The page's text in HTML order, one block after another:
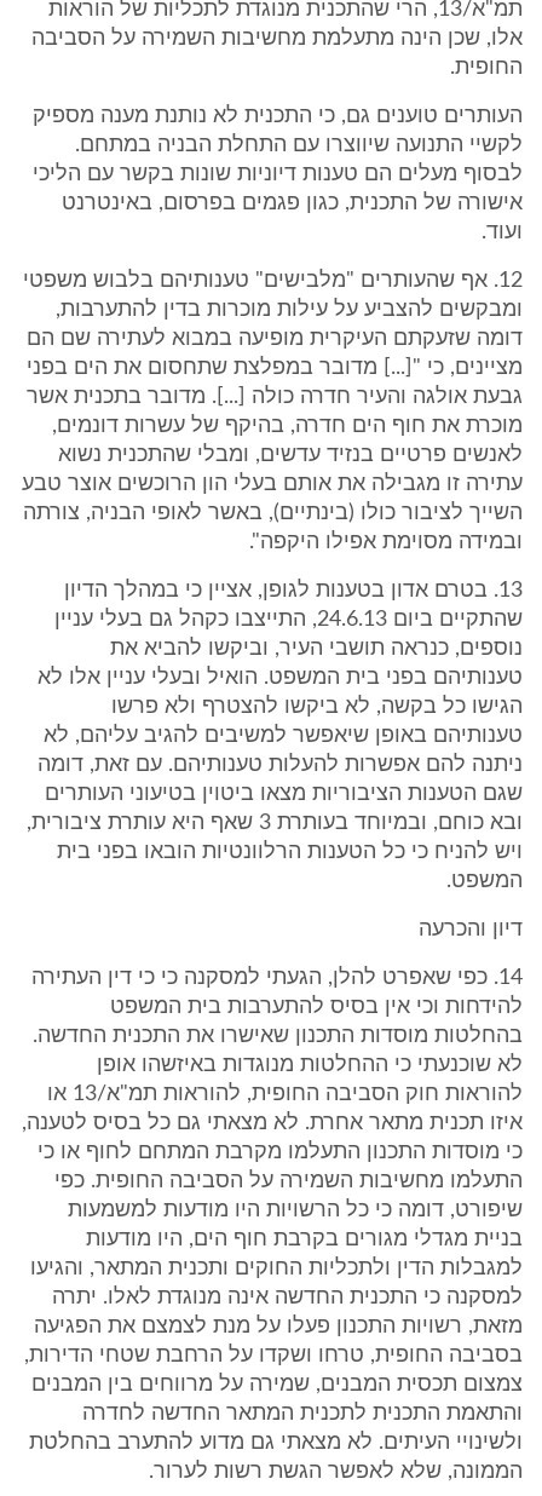
תמ"א/13, הרי שהתכנית מנוגדת לתכליות של הוראות
אלו, שכן הינה מתעלמת מחשיבות השמירה על הסביבה
החופית.
העותרים טוענים גם, כי התכנית לא נותנת מענה מספיק
לקשיי התנועה שיווצרו עם התחלת הבניה במתחם.
לבסוף מעלים הם טענות דיוניות שונות בקשר עם הליכי
אישורה של התכנית, כגון פגמים בפרסום, באינטרנט
ועוד.
12. אף שהעותרים "מלבישים" טענותיהם בלבוש משפטי
ומבקשים להצביע על עילות מוכרות בדין להתערבות,
דומה שזעקתם העיקרית מופיעה במבוא לעתירה שם הם
מציינים, כי "[...] מדובר במפלצת שתחסום את הים בפני
גבעת אולגה והעיר חדרה כולה [...]. מדובר בתכנית אשר
מוכרת את חוף הים חדרה, בהיקף של עשרות דונמים,
לאנשים פרטיים בנזיד עדשים, ומבלי שהתכנית נשוא
עתירה זו מגבילה את אותם בעלי הון הרוכשים אוצר טבע
השייך לציבור כולו (בינתיים), באשר לאופי הבניה, צורתה
ובמידה מסוימת אפילו היקפה".
13. בטרם אדון בטענות לגופן, אציין כי במהלך הדיון
שהתקיים ביום 24.6.13, התייצבו כקהל גם בעלי עניין
נוספים, כנראה תושבי העיר, וביקשו להביא את
טענותיהם בפני בית המשפט. הואיל ובעלי עניין אלו לא
הגישו כל בקשה, לא ביקשו להצטרף ולא פרשו
טענותיהם באופן שיאפשר למשיבים להגיב עליהם, לא
ניתנה להם אפשרות להעלות טענותיהם. עם זאת, דומה
שגם הטענות הציבוריות מצאו ביטוין בטיעוני העותרים
ובא כוחם, ובמיוחד בעותרת 3 שאף היא עותרת ציבורית,
ויש להניח כי כל הטענות הרלוונטיות הובאו בפני בית
המשפט.
דיון והכרעה
14. כפי שאפרט להלן, הגעתי למסקנה כי כי דין העתירה
להידחות וכי אין בסיס להתערבות בית המשפט
בהחלטות מוסדות התכנון שאישרו את התכנית החדשה.
לא שוכנעתי כי ההחלטות מנוגדות באיזשהו אופן
להוראות חוק הסביבה החופית, להוראות תמ"א/13 או
איזו תכנית מתאר אחרת. לא מצאתי גם כל בסיס לטענה,
כי מוסדות התכנון התעלמו מקרבת המתחם לחוף או כי
התעלמו מחשיבות השמירה על הסביבה החופית. כפי
שיפורט, דומה כי כל הרשויות היו מודעות למשמעות
בניית מגדלי מגורים בקרבת חוף הים, היו מודעות
למגבלות הדין ולתכליות החוקים ותכנית המתאר, והגיעו
למסקנה כי התכנית החדשה אינה מנוגדת לאלו. יתרה
מזאת, רשויות התכנון פעלו על מנת לצמצם את הפגיעה
בסביבה החופית, טרחו ושקדו על הרחבת שטחי הדירות,
צמצום תכסית המבנים, שמירה על מרווחים בין המבנים
והתאמת התכנית לתכנית המתאר החדשה לחדרה
ולשינויי העיתים. לא מצאתי גם מדוע להתערב בהחלטת
הממונה, שלא לאפשר הגשת רשות לערור.